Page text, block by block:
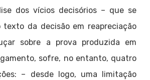
dos vícios decisórios – que se
texto da decisão em reapreciação
sobre a prova produzida em
sofre, no entanto, quatro
– desde logo, uma limitação